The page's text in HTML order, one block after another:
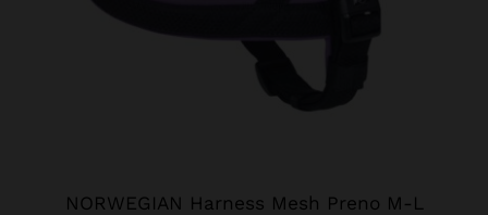
NORWEGIAN Harness Mesh Preno M-L